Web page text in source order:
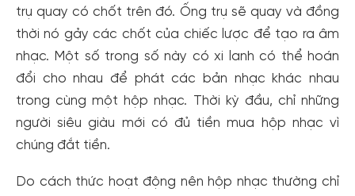
trụ quay có chốt trên đó. Ống trụ sẽ quay và đồng
thời nó gảy các chốt của chiếc lược để tạo ra âm
nhạc. Một số trong số này có xi lanh có thể hoán
đổi cho nhau để phát các bản nhạc khác nhau
trong cùng một hộp nhạc. Thời kỳ đầu, chỉ những
người siêu giàu mới có đủ tiền mua hộp nhạc vì
chúng đắt tiền.
Do cách thức hoạt động nên hộp nhạc thường chỉ